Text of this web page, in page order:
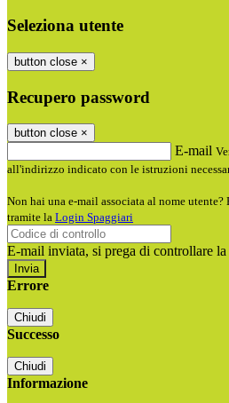
Seleziona utente
button close ×
Recupero password
button close ×
E-mail
all'indirizzo indicato con le istruzioni
Non hai una e-mail associata al nome
tramite la Login Spaggiari
E-mail inviata, si prega di controllare
Errore
Chiudi
Successo
Chiudi
Informazione